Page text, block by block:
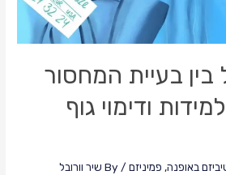
בעיית המחסור
ודימוי גוף
באופנה, פמיניזם / By שיר וורובל